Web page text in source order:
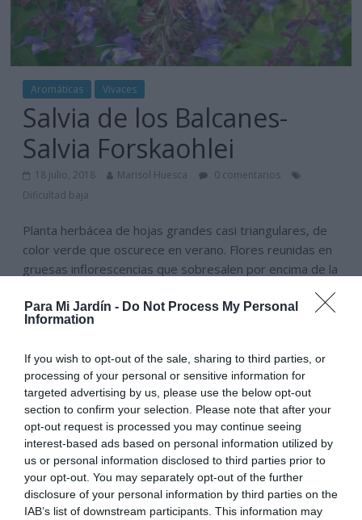
Para Mi Jardín - Do Not Process My Personal
Information
If you wish to opt-out of the sale, sharing to third parties, or
processing of your personal or sensitive information for
targeted advertising by us, please use the below opt-out
section to confirm your selection. Please note that after your
opt-out request is processed you may continue seeing
interest-based ads based on personal information utilized by
us or personal information disclosed to third parties prior to
your opt-out. You may separately opt-out of the further
disclosure of your personal information by third parties on the
IAB’s list of downstream participants. This information may
Aromáticas Vivaces
Salvia de los Balcanes-
Salvia Forskaohlei
18 julio, 2018 Marisol Huesca
0 comentarios
Dificultad baja
Planta herbácea de hojas grandes casi triangulares, de
color verde que oscurece en verano. Flores reunidas en
gruesas inflorescencias que sobresalen por encima de la
dibujadas por tonos blancos y amarillo. Situación
soleada, parcialmente soleada o sombría. Suelo seco
Leer más